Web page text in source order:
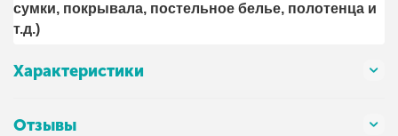
сумки, покрывала, постельное белье, полотенца и
т.д.)
Характеристики
Отзывы